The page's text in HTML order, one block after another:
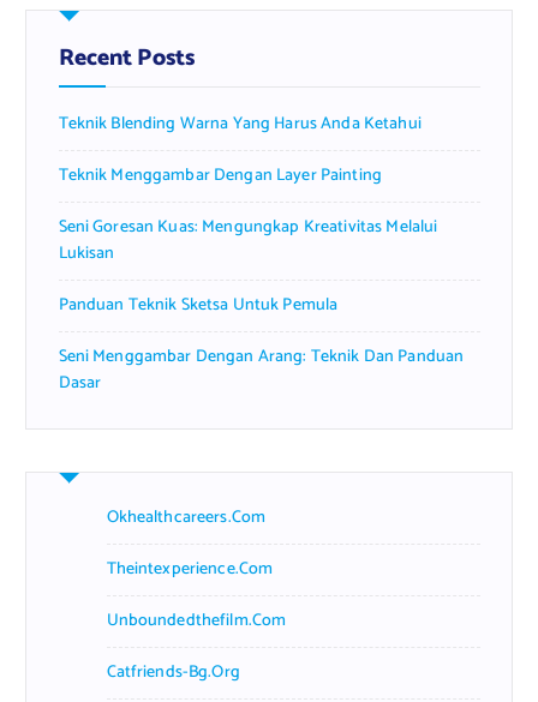
h
f
o
:
Recent Posts
Teknik Blending Warna Yang Harus Anda Ketahui
Teknik Menggambar Dengan Layer Painting
Seni Goresan Kuas: Mengungkap Kreativitas Melalui
Lukisan
Panduan Teknik Sketsa Untuk Pemula
Seni Menggambar Dengan Arang: Teknik Dan Panduan
Dasar
Okhealthcareers.com
Theintexperience.com
Unboundedthefilm.com
Catfriends-Bg.org